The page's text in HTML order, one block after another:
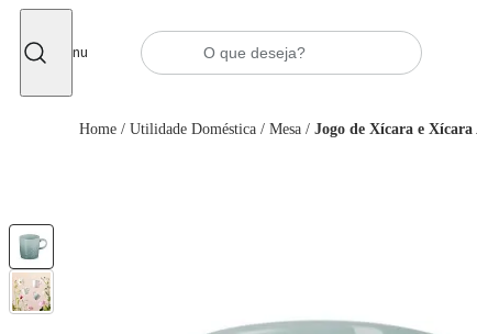
Menu
Home / Utilidade Doméstica / Mesa / Jogo de Xícara e Xícara